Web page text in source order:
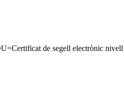
de segell electrònic